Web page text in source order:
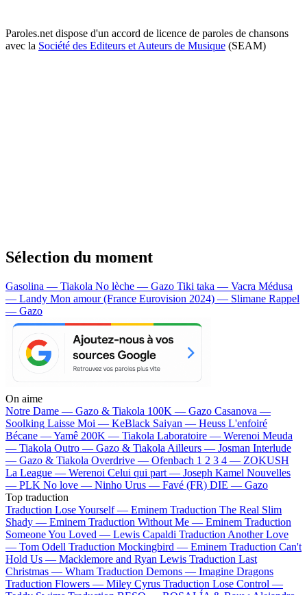
Paroles.net dispose d'un accord de licence de paroles de chansons
avec la Société des Editeurs et Auteurs de Musique (SEAM)
Sélection du moment
Gasolina — Tiakola No lèche — Gazo Tiki taka — Vacra Médusa
— Landy Mon amour (France Eurovision 2024) — Slimane Rappel
— Gazo
On aime
Notre Dame — Gazo & Tiakola 100K — Gazo Casanova —
Soolking Laisse Moi — KeBlack Saiyan — Heuss L'enfoiré
Bécane —Yamê 200K — Tiakola Laboratoire — Werenoi Meuda
— Tiakola Outro — Gazo & Tiakola Ailleurs — Josman Interlude
— Gazo & Tiakola Overdrive — Ofenbach 1 2 3 4 — ZOKUSH
La League — Werenoi Celui qui part — Joseph Kamel Nouvelles
— PLK No love — Ninho Urus — Favé (FR) DIE — Gazo
Top traduction
Traduction Lose Yourself — Eminem Traduction The Real Slim
Shady — Eminem Traduction Without Me — Eminem Traduction
Someone You Loved — Lewis Capaldi Traduction Another Love
— Tom Odell Traduction Mockingbird — Eminem Traduction Can't
Hold Us — Macklemore and Ryan Lewis Traduction Last
Christmas — Wham Traduction Demons — Imagine Dragons
Traduction Flowers — Miley Cyrus Traduction Lose Control —